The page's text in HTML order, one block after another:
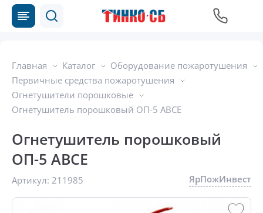
Главная Каталог
Оборудование пожаротушения
Первичные средства пожаротушения
Огнетушители порошковые
Огнетушитель порошковый ОП-5 ABCE
Огнетушитель порошковый
ОП-5 ABCE
Артикул: 211985 ЯрПожИнвест